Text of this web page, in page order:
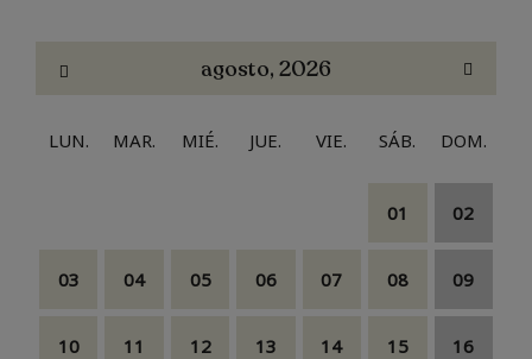
agosto, 2026
LUN. MAR. MIÉ. JUE. VIE. SÁB. DOM.
01 02
03 04 05 06 07 08 09
10 11 12 13 14 15 16